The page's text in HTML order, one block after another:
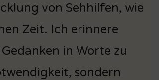
von Sehhilfen, wie
Zeit. Ich erinnere
in Worte zu
sondern